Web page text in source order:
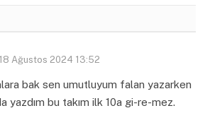
18 Ağustos 2024 13:52
bak sen umutluyum falan yazarken
yazdım bu takım ilk 10a gi-re-mez.